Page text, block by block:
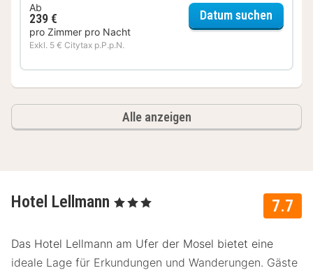
Ab
239 €
pro Zimmer pro Nacht
Exkl. 5 € Citytax p.P.p.N.
Datum suchen
Alle anzeigen
7.7
Hotel Lellmann , 3 Sterne
Das Hotel Lellmann am Ufer der Mosel bietet eine
ideale Lage für Erkundungen und Wanderungen. Gäste